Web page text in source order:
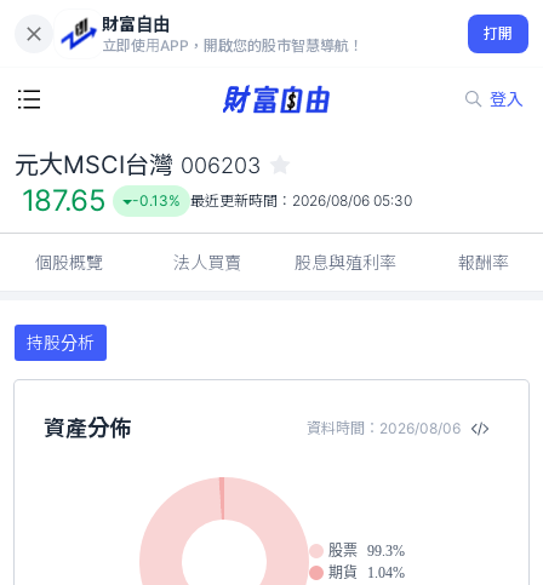
財富自由
立即使用APP，開啟您的股市智慧導航！
打開
登入
187.65
-0.13%
元大MSCI台灣 006203
187.65 -0.13% 最近更新時間： 2026/08/06 05:30
個股概覽 法人買賣 股息與殖利率 報酬率
持股分析
資產分佈 資料時間：2026/08/06
股票
99.3%
期貨
1.04%